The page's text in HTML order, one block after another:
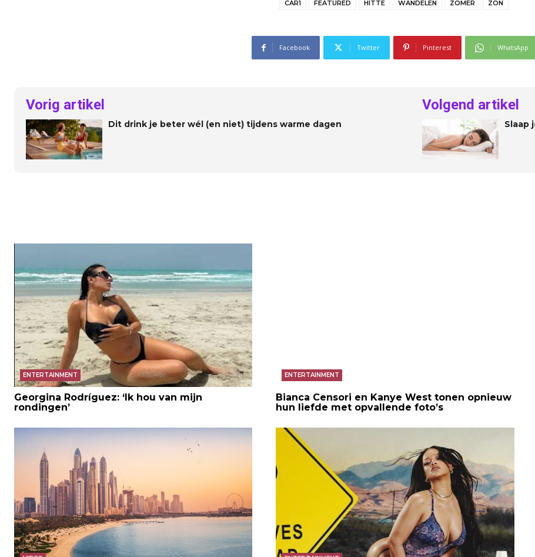
CAR1 FEATURED HITTE WANDELEN ZOMER ZON
Facebook Twitter Pinterest WhatsApp
Vorig artikel
Dit drink je beter wél (en niet) tijdens warme dagen
Volgend artikel
Slaap
ENTERTAINMENT
Georgina Rodríguez: ‘Ik hou van mijn
rondingen’
ENTERTAINMENT
Bianca Censori en Kanye West tonen opnieuw
hun liefde met opvallende foto’s